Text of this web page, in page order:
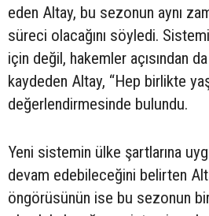
eden Altay, bu sezonun aynı
süreci olacağını söyledi.
için değil, hakemler açısından
kaydeden Altay, “Hep birlikte
değerlendirmesinde bulundu.
Yeni sistemin ülke şartlarına
devam edebileceğini belirten
öngörüsünün ise bu sezonun